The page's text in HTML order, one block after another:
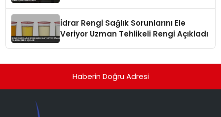
İdrar Rengi Sağlık Sorunlarını Ele
Veriyor Uzman Tehlikeli Rengi Açıkladı
Haberin Doğru Adresi